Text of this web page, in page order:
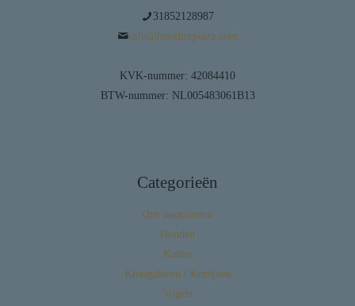
31852128987
info@huisdierplaza.com
KVK-nummer: 42084410
BTW-nummer: NL005483061B13
Categorieën
Ons assortiment
Honden
Katten
Knaagdieren / Konijnen
Vogels